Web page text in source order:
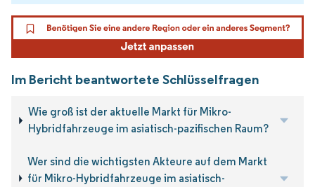
Im Bericht beantwortete Schlüsselfragen
Wie groß ist der aktuelle Markt für Mikro-
Hybridfahrzeuge im asiatisch-pazifischen Raum?
Wer sind die wichtigsten Akteure auf dem Markt
für Mikro-Hybridfahrzeuge im asiatisch-